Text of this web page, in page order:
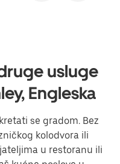
usluge
Engleska
se gradom. Bez
kolodvora ili
u restoranu ili